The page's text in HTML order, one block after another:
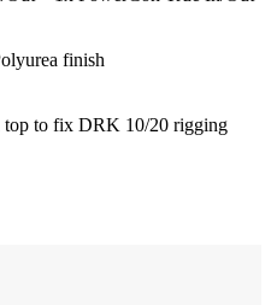
finish
top to fix DRK 10/20 rigging